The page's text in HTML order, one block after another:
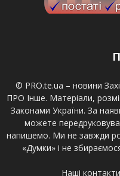
© PRO.te.ua – новини
ПРО Інше. Матеріали,
Законами України. За
можете
напишемо. Ми не завжди
«Думки» і не
Наші